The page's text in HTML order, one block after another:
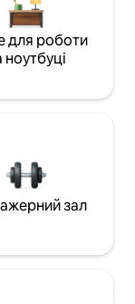
для роботи
ноутбуці
зал